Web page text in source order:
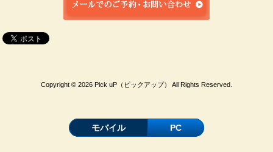
Copyright © 2026 Pick uP（ピックアップ） All Rights Reserved.
モバイル PC